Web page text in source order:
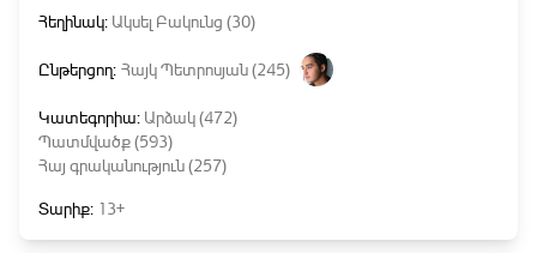
Հեղինակ: Ակսել Բակունց (30)
Ընթերցող: Հայկ Պետրոսյան (245)
Կատեգորիա: Արձակ (472)
Պատմվածք (593)
Հայ գրականություն (257)
Տարիք: 13+